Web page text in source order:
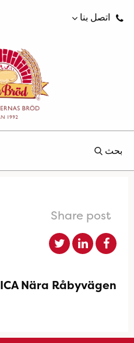
اتصل بنا
بحث
Share post
ICA Nära Råbyvägen